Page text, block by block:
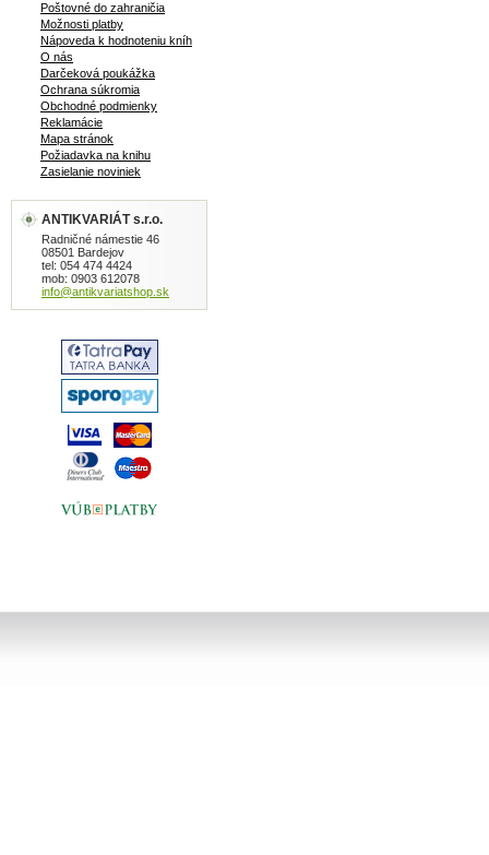
Poštovné do zahraničia
Možnosti platby
Nápoveda k hodnoteniu kníh
O nás
Darčeková poukážka
Ochrana súkromia
Obchodné podmienky
Reklamácie
Mapa stránok
Požiadavka na knihu
Zasielanie noviniek
ANTIKVARIÁT s.r.o.
Radničné námestie 46
08501 Bardejov
tel: 054 474 4424
mob: 0903 612078
info@antikvariatshop.sk